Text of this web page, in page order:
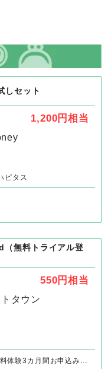
しセット
ピタス
無料トライアル登
トタウン